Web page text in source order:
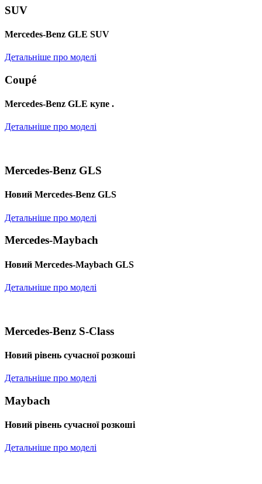
SUV
Mercedes-Benz GLE SUV
Детальніше про моделі
Coupé
Mercedes-Benz GLE купе .
Детальніше про моделі
Mercedes-Benz GLS
Новий Mercedes-Benz GLS
Детальніше про моделі
Mercedes-Maybach
Новий Mercedes-Maybach GLS
Детальніше про моделі
Mercedes-Benz S-Class
Новий рівень сучасної розкоші
Детальніше про моделі
Maybach
Новий рівень сучасної розкоші
Детальніше про моделі